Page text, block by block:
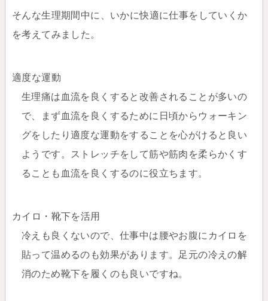
そんな生理期間中に、いかに快適に仕事をしていくか
を考えてみました。
適度な運動
生理痛は血流を良くすると改善されることが多いの
で、まず血流を良くするために日頃からウォーキン
グをしたり適度な運動をすることを心がけると良い
ようです。ストレッチをして筋や筋肉を柔らかくす
ることも血流を良くするのに役立ちます。
カイロ・靴下を活用
冷えも良くないので、仕事中は腰やお腹にカイロを
貼って温めるのも効果があります。足元の冷えの解
消のため靴下を履くのも良いですね。